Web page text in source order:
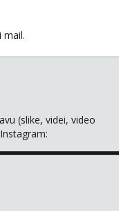
mail.
(slike, videi, video